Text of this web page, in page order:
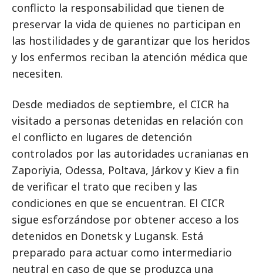
conflicto la responsabilidad que tienen de
preservar la vida de quienes no participan en
las hostilidades y de garantizar que los heridos
y los enfermos reciban la atención médica que
necesiten.
Desde mediados de septiembre, el CICR ha
visitado a personas detenidas en relación con
el conflicto en lugares de detención
controlados por las autoridades ucranianas en
Zaporiyia, Odessa, Poltava, Járkov y Kiev a fin
de verificar el trato que reciben y las
condiciones en que se encuentran. El CICR
sigue esforzándose por obtener acceso a los
detenidos en Donetsk y Lugansk. Está
preparado para actuar como intermediario
neutral en caso de que se produzca una